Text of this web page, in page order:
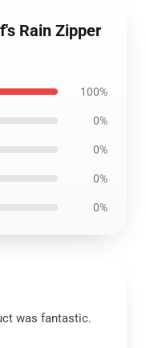
Rain Zipper
100%
0%
0%
0%
0%
was fantastic.